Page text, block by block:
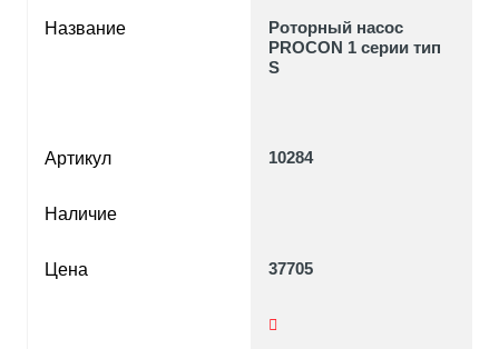
Название
Артикул
Наличие
Цена
Роторный насос
PROCON 1 серии тип
S
10284
37705